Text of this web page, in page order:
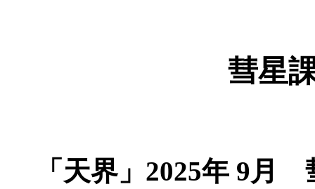
彗星
「天界」2025年 9